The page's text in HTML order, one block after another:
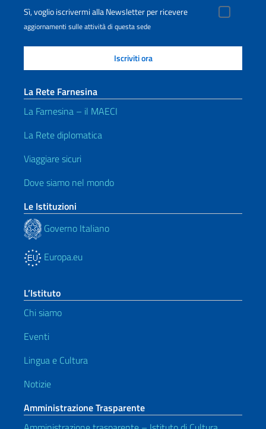
Sì, voglio iscrivermi alla Newsletter per ricevere
aggiornamenti sulle attività di questa sede
La Rete Farnesina
La Farnesina – il MAECI
La Rete diplomatica
Viaggiare sicuri
Dove siamo nel mondo
Le Istituzioni
Governo Italiano
Europa.eu
L’Istituto
Chi siamo
Eventi
Lingua e Cultura
Notizie
Amministrazione Trasparente